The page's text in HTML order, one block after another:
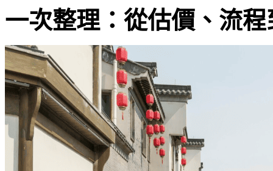
一次整理：從估價、流